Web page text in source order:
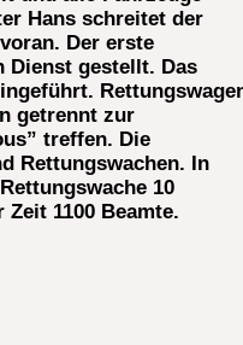
Hans schreitet der
Der erste
Dienst gestellt. Das
getrennt zur
treffen. Die
Rettungswachen. In
10
1100 Beamte.